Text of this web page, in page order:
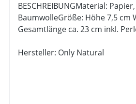
BESCHREIBUNGMaterial:
BaumwolleGröße: Höhe 7,5 cm
Gesamtlänge ca. 23 cm inkl.
Aufhänger kommt flach gefaltet
Hersteller: Only Natural